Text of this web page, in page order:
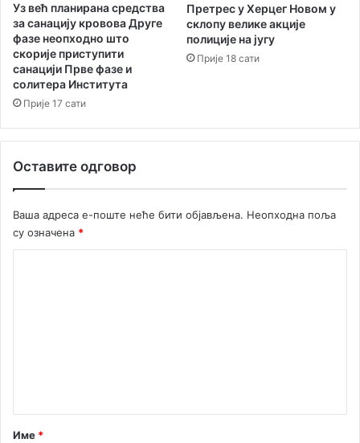
Уз већ планирана средства
за санацију кровова Друге
фазе неопходно што
скорије приступити
санацији Прве фазе и
солитера Института
Прије 17 сати
Претрес у Херцег Новом у
склопу велике акције
полиције на југу
Прије 18 сати
Оставите одговор
Ваша адреса е-поште неће бити објављена. Неопходна поља
су означена *
р
Име *